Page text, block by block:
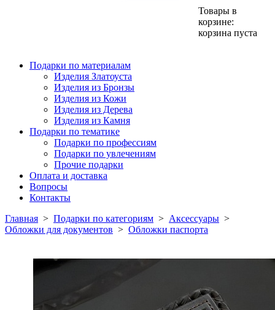
Товары в
корзине:
корзина пуста
Подарки по материалам
Изделия Златоуста
Изделия из Бронзы
Изделия из Кожи
Изделия из Дерева
Изделия из Камня
Подарки по тематике
Подарки по профессиям
Подарки по увлечениям
Прочие подарки
Оплата и доставка
Вопросы
Контакты
Главная > Подарки по категориям > Аксессуары >
Обложки для документов > Обложки паспорта